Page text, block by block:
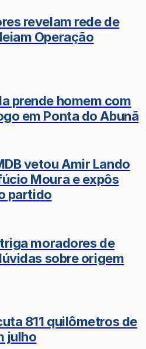
revelam rede de
Operação
prende homem com
em Ponta do Abunã
vetou Amir Lando
Moura e expôs
partido
moradores de
sobre origem
811 quilômetros de
julho